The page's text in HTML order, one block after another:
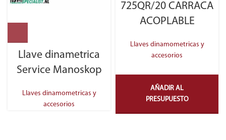
Llave dinametrica
Service Manoskop
Llaves dinamometricas y
accesorios
725QR/20 CARRACA
ACOPLABLE
Llaves dinamometricas y
accesorios
AÑADIR AL
PRESUPUESTO